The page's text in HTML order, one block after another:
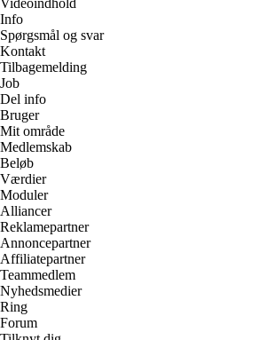
Info
Spørgsmål og svar
Kontakt
Tilbagemelding
Job
Del info
Bruger
Mit område
Medlemskab
Beløb
Værdier
Moduler
Alliancer
Reklamepartner
Annoncepartner
Affiliatepartner
Teammedlem
Nyhedsmedier
Ring
Forum